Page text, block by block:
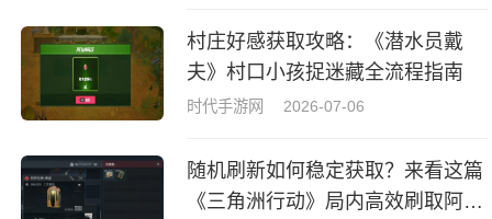
村庄好感获取攻略：《潜水员戴
夫》村口小孩捉迷藏全流程指南
时代手游网 2026-07-06
随机刷新如何稳定获取？来看这篇
《三角洲行动》局内高效刷取阿萨